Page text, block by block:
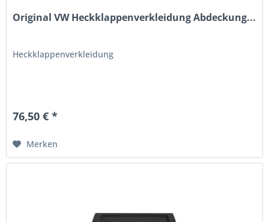
Original VW Heckklappenverkleidung Abdeckung...
Heckklappenverkleidung
76,50 € *
Merken